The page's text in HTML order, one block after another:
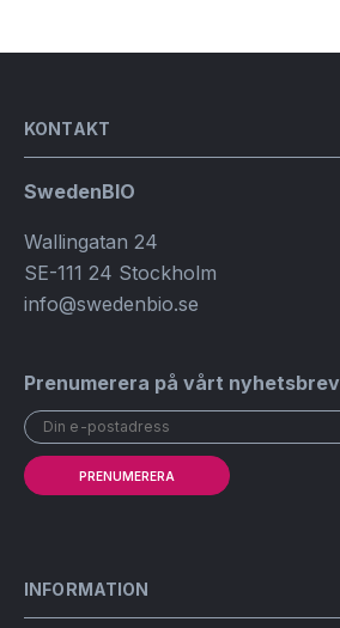
KONTAKT
SwedenBIO
Wallingatan 24
SE-111 24 Stockholm
info@swedenbio.se
Prenumerera på vårt nyhetsbrev
PRENUMERERA
INFORMATION